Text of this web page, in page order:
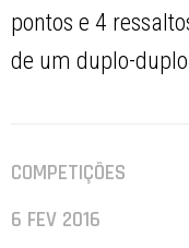
pontos e 4
de um duplo-
COMPETIÇÕES
6 FEV 2016